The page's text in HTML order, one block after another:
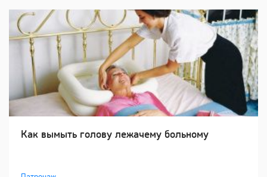
Как вымыть голову лежачему больному